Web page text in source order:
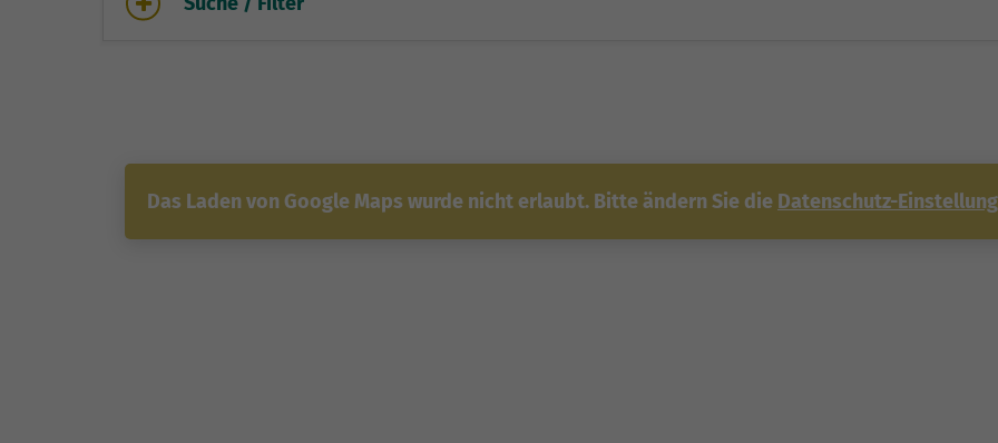
Das Laden von Google Maps wurde nicht erlaubt. Bitte ändern Sie die Datenschutz-